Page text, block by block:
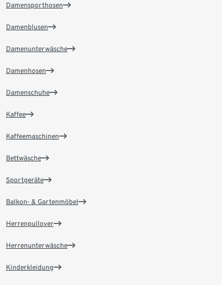
Damensporthosen
Damenblusen
Damenunterwäsche
Damenhosen
Damenschuhe
Kaffee
Kaffeemaschinen
Bettwäsche
Sportgeräte
Balkon- & Gartenmöbel
Herrenpullover
Herrenunterwäsche
Kinderkleidung